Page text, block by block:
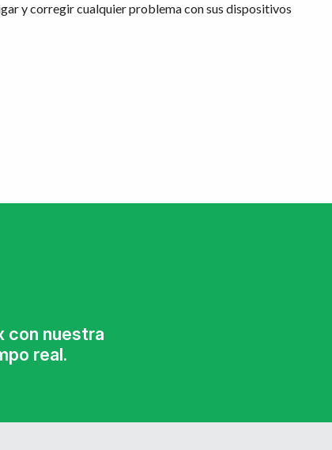
y corregir cualquier problema con sus dispositivos
con nuestra
real.